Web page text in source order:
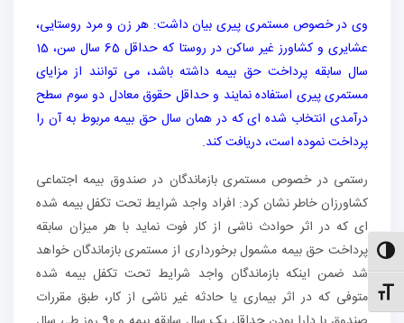
حالت کنتراست بالا
تنظیم اندازهٔ فونت
وی در خصوص مستمری پیری بیان داشت: هر زن و مرد روستایی،
عشایری و کشاورز غیر ساکن در روستا که حداقل 65 سال سن، 15
سال سابقه پرداخت حق بیمه داشته باشد، می توانند از مزایای
مستمری پیری استفاده نمایند و حداقل حقوق معادل دو سوم سطح
درآمدی انتخاب شده ای که در همان سال حق بیمه مربوط به آن را
پرداخت نموده است، دریافت کند.
رستمی در خصوص مستمری بازماندگان در صندوق بیمه اجتماعی
کشاورزان خاطر نشان کرد: افراد واجد شرایط تحت تکفل بیمه شده
ای که در اثر حوادث ناشی از کار فوت نماید با هر میزان سابقه
پرداخت حق بیمه مشمول برخورداری از مستمری بازماندگان خواهد
شد ضمن اینکه بازماندگان واجد شرایط تحت تکفل بیمه شده
متوفی که در اثر بیماری یا حادثه غیر ناشی از کار، طبق مقررات